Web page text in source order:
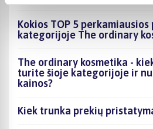
Kokios TOP 5 perkamiausios
kategorijoje The ordinary
The ordinary kosmetika -
turite šioje kategorijoje ir
kainos?
Kiek trunka prekių